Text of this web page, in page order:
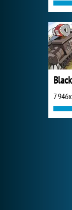
7 946x